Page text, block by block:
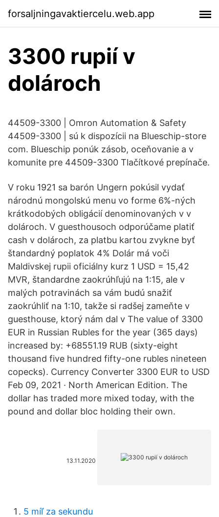
forsaljningavaktiercelu.web.app
3300 rupií v
dolároch
44509-3300 | Omron Automation & Safety
44509-3300 | sú k dispozícii na Blueschip-store
com. Blueschip ponúk zásob, oceňovanie a v
komunite pre 44509-3300 Tlačítkové prepínače.
V roku 1921 sa barón Ungern pokúsil vydať
národnú mongolskú menu vo forme 6%-ných
krátkodobých obligácií denominovaných v v
dolároch. V guesthousoch odporúčame platiť
cash v dolároch, za platbu kartou zvykne byť
štandardný poplatok 4% Dolár má voči
Maldivskej rupii oficiálny kurz 1 USD = 15,42
MVR, štandardne zaokrúhľujú na 1:15, ale v
malých potravinách sa vám budú snažiť
zaokrúhliť na 1:10, takže si radšej zameňte v
guesthouse, ktorý nám dal v The value of 3300
EUR in Russian Rubles for the year (365 days)
increased by: +68551.19 RUB (sixty-eight
thousand five hundred fifty-one rubles nineteen
copecks). Currency Converter 3300 EUR to USD
Feb 09, 2021 · North American Edition. The
dollar has traded more mixed today, with the
pound and dollar bloc holding their own.
13.11.2020
5 míľ za sekundu